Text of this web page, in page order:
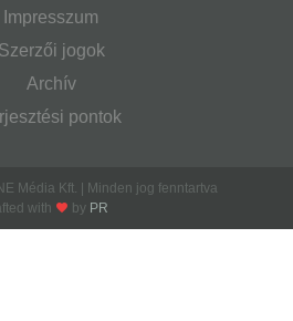
Impresszum
Szerzői jogok
Archív
pontok
Média Kft. | Minden jog fenntartva
with
by PR